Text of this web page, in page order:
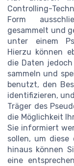
Controlling-
Form
gesammelt und
unter einem
Hierzu können
die Daten
sammeln und
benutzt, den
identifizieren,
Träger des
die Möglichkeit
Sie informiert
sollen, um diese
hinaus können
eine